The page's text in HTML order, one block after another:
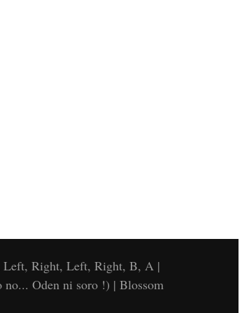
Left, Right, Left, Right, B, A |
Oden ni soro !) | Blossom